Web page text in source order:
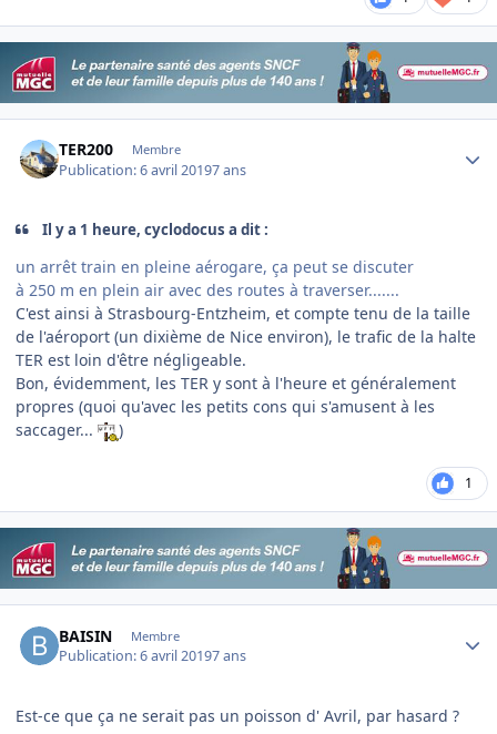
TER200 Membre
Publication:6 avril 20197 ans
Il y a 1 heure, cyclodocus a dit :
un arrêt train en pleine aérogare, ça peut se discuter
à 250 m en plein air avec des routes à traverser.......
C'est ainsi à Strasbourg-Entzheim, et compte tenu de la taille
de l'aéroport (un dixième de Nice environ), le trafic de la halte
TER est loin d'être négligeable.
Bon, évidemment, les TER y sont à l'heure et généralement
propres (quoi qu'avec les petits cons qui s'amusent à les
saccager...
)
1
BAISIN Membre
Publication:6 avril 20197 ans
Est-ce que ça ne serait pas un poisson d' Avril, par hasard ?